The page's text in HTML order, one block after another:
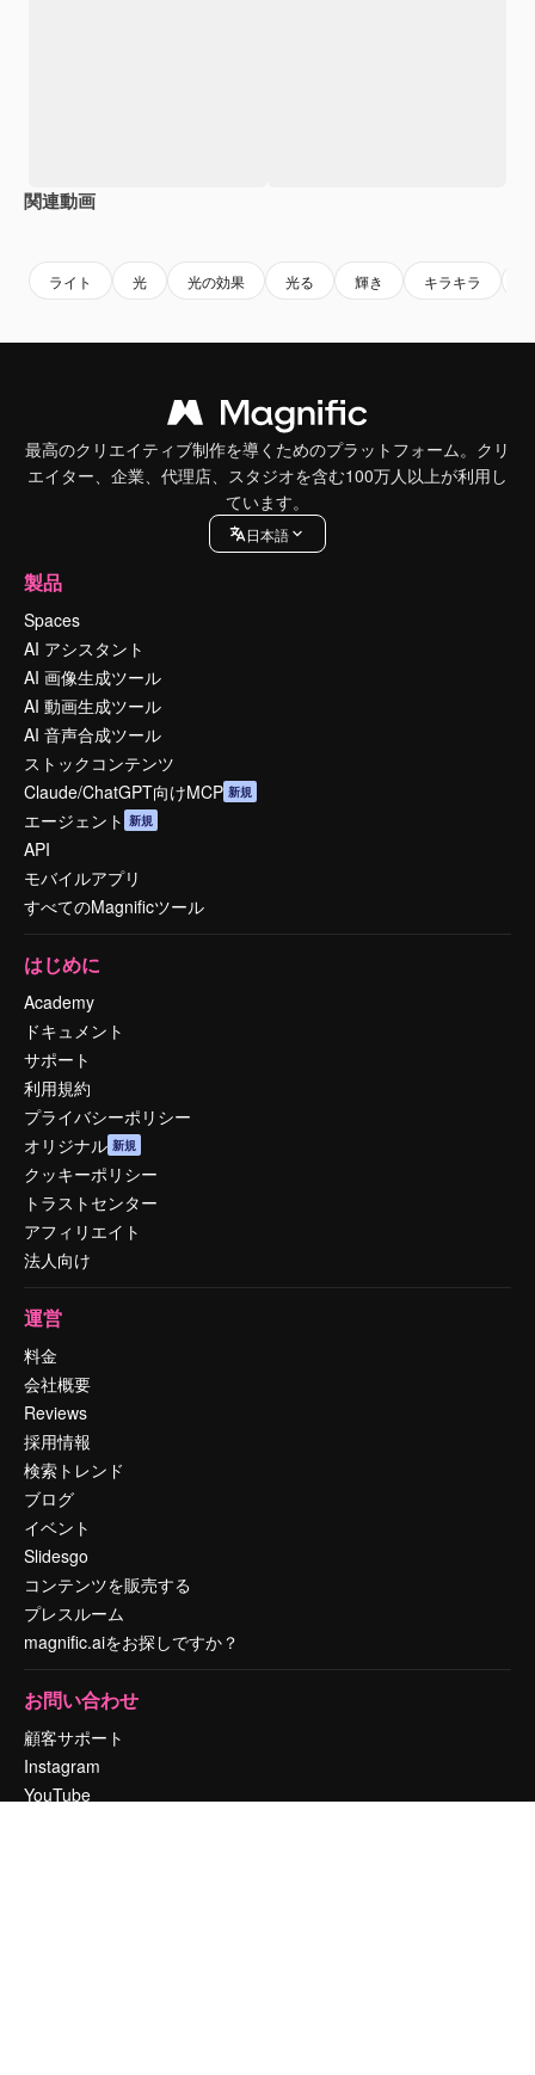
関連動画
ライト 光 光の効果 光る 輝き キラキラ
最高のクリエイティブ制作を導くためのプラットフォーム。クリ
エイター、企業、代理店、スタジオを含む100万人以上が利用し
ています。
日本語
製品
Spaces
AI アシスタント
AI 画像生成ツール
AI 動画生成ツール
AI 音声合成ツール
ストックコンテンツ
Claude/ChatGPT向けMCP 新規
エージェント 新規
API
モバイルアプリ
すべてのMagnificツール
はじめに
Academy
ドキュメント
サポート
利用規約
プライバシーポリシー
オリジナル 新規
クッキーポリシー
トラストセンター
アフィリエイト
法人向け
運営
料金
会社概要
Reviews
採用情報
検索トレンド
ブログ
イベント
Slidesgo
コンテンツを販売する
プレスルーム
magnific.aiをお探しですか？
お問い合わせ
顧客サポート
Instagram
YouTube